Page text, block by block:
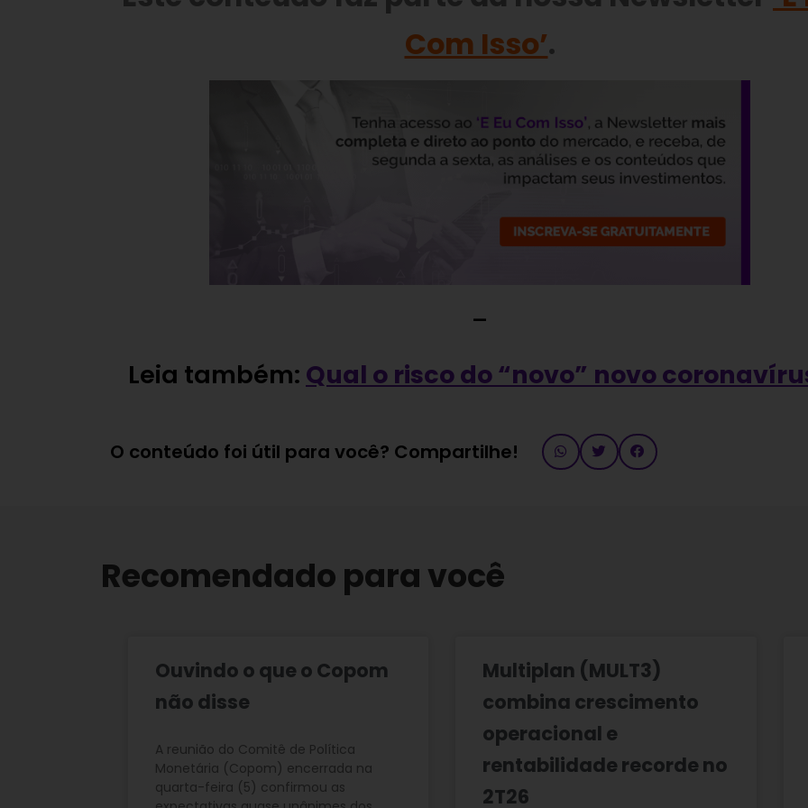
Com Isso’.
—
Leia também: Qual o risco do “novo” novo
O conteúdo foi útil para você? Compartilhe!
Recomendado para você
Ouvindo o que o Copom
não disse
A reunião do Comitê de Política
Monetária (Copom) encerrada na
quarta-feira (5) confirmou as
Multiplan (MULT3)
combina crescimento
operacional e
rentabilidade recorde no
2T26